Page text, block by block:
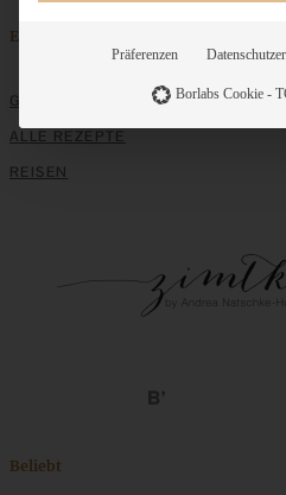
Entdecken
GRUNDLAGEN
ALLE REZEPTE
REISEN
Beliebt
Präferenzen
Borlabs Cookie -